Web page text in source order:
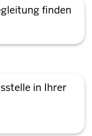
finden
in Ihrer